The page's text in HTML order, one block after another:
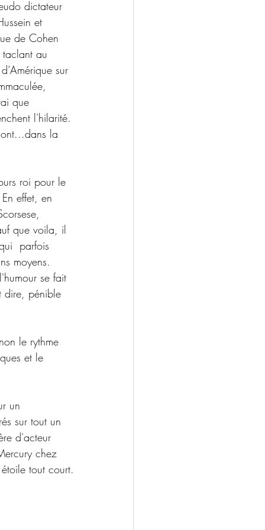
dictateur
et
de Cohen
taclant au
sur
que
l'hilarité.
la
roi pour le
effet, en
que voila, il
parfois
moyens.
se fait
dire, pénible
le rythme
et le
un
sur tout un
d'acteur
chez
tout court.